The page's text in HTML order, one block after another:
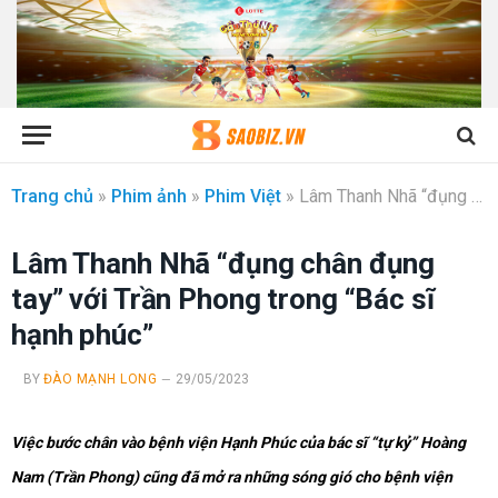
Trang chủ » Phim ảnh » Phim Việt » Lâm Thanh Nhã “đụng chân đụng tay” với Trần Phong trong “Bác sĩ hạnh phúc”
Lâm Thanh Nhã “đụng chân đụng
tay” với Trần Phong trong “Bác sĩ
hạnh phúc”
BY ĐÀO MẠNH LONG 29/05/2023
Việc bước chân vào bệnh viện Hạnh Phúc của bác sĩ “tự kỷ” Hoàng
Nam (Trần Phong) cũng đã mở ra những sóng gió cho bệnh viện